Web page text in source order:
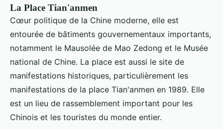
La Place Tian'anmen
Cœur politique de la Chine moderne, elle est
entourée de bâtiments gouvernementaux importants,
notamment le Mausolée de Mao Zedong et le Musée
national de Chine. La place est aussi le site de
manifestations historiques, particulièrement les
manifestations de la place Tian'anmen en 1989. Elle
est un lieu de rassemblement important pour les
Chinois et les touristes du monde entier.